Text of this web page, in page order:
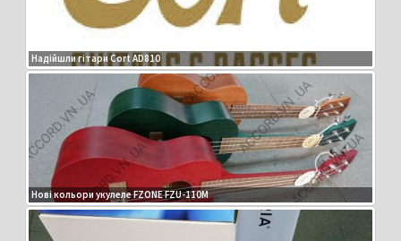
Надійшли гітари Cort AD810
Нові кольори укулеле FZONE FZU-110M